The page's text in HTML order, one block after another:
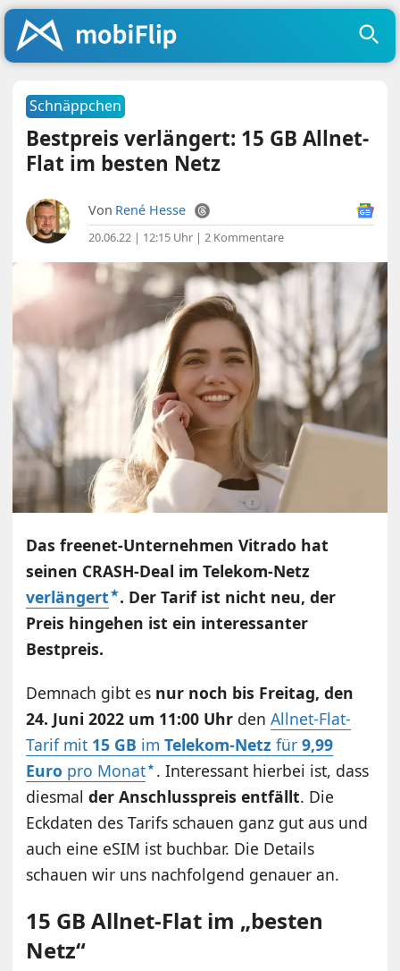
Schnäppchen
Bestpreis verlängert: 15 GB Allnet-
Flat im besten Netz
Von René Hesse
20.06.22 | 12:15 Uhr |2 Kommentare
Das freenet-Unternehmen Vitrado hat
seinen CRASH-Deal im Telekom-Netz
verlängert . Der Tarif ist nicht neu, der
Preis hingehen ist ein interessanter
Bestpreis.
Demnach gibt es nur noch bis Freitag, den
24. Juni 2022 um 11:00 Uhr denAllnet-Flat-
Tarif mit 15 GB imTelekom-Netz für9,99
Euro pro Monat . Interessant hierbei ist, dass
diesmalder Anschlusspreis entfällt. Die
Eckdaten des Tarifs schauen ganz gut aus und
auch eine eSIM ist buchbar. Die Details
schauen wir uns nachfolgend genauer an.
15 GB Allnet-Flat im „besten
Netz“